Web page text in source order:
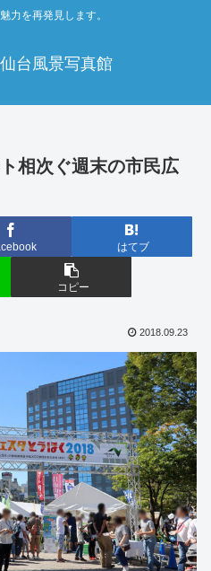
力を再発見します。
台風景写真館
相次ぐ週末の市民広
はてブ
コピー
2018.09.23